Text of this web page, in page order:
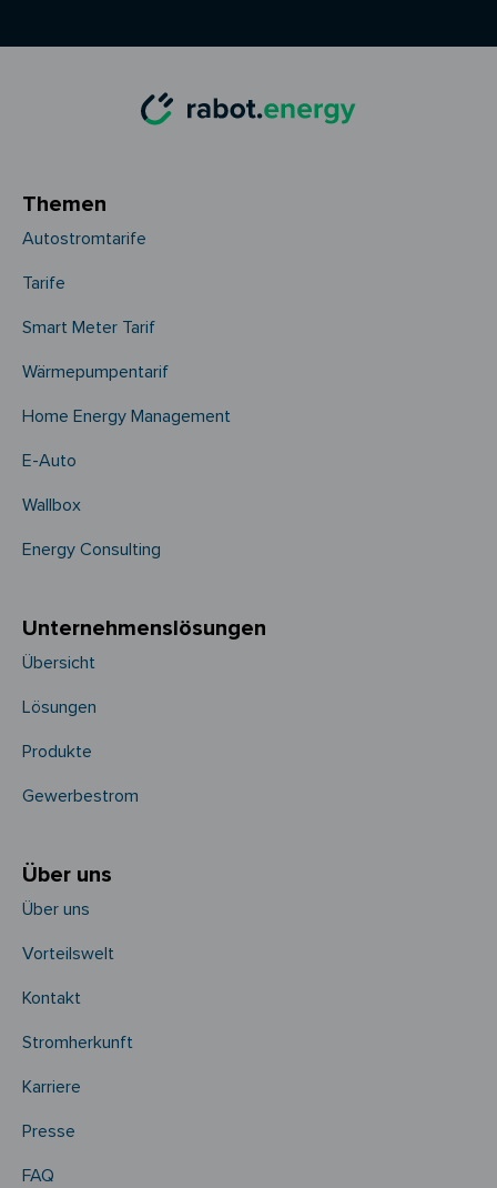
Themen
Autostromtarife
Tarife
Smart Meter Tarif
Wärmepumpentarif
Home Energy Management
E-Auto
Wallbox
Energy Consulting
Unternehmens­­lösungen
Übersicht
Lösungen
Produkte
Gewerbestrom
Über uns
Über uns
Vorteilswelt
Kontakt
Stromherkunft
Karriere
Presse
FAQ